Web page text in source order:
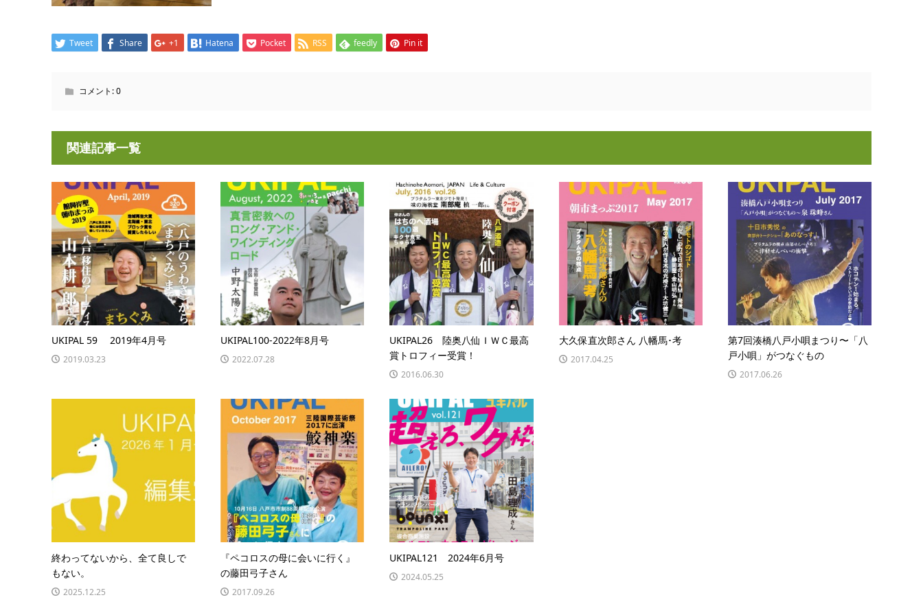
Tweet Share +1 Hatena Pocket RSS feedly Pin it
コメント:0
関連記事一覧
UKIPAL 59 2019年4月号
2019.03.23
UKIPAL100-2022年8月号
2022.07.28
UKIPAL26 陸奥八仙ＩＷＣ最高
賞トロフィー受賞！
2016.06.30
大久保直次郎さん 八幡馬･考
2017.04.25
第7回湊橋八戸小唄まつり〜「八
戸小唄」がつなぐもの
2017.06.26
終わってないから、全て良しで
もない。
2025.12.25
『ペコロスの母に会いに行く』
の藤田弓子さん
2017.09.26
UKIPAL121 2024年6月号
2024.05.25